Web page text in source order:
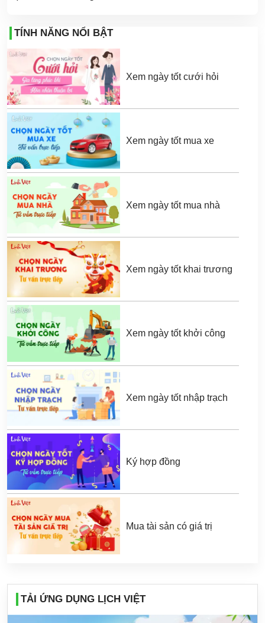
TÍNH NĂNG NỔI BẬT
Xem ngày tốt cưới hỏi
Xem ngày tốt mua xe
Xem ngày tốt mua nhà
Xem ngày tốt khai trương
Xem ngày tốt khởi công
Xem ngày tốt nhập trạch
Ký hợp đồng
Mua tài sản có giá trị
TẢI ỨNG DỤNG LỊCH VIỆT